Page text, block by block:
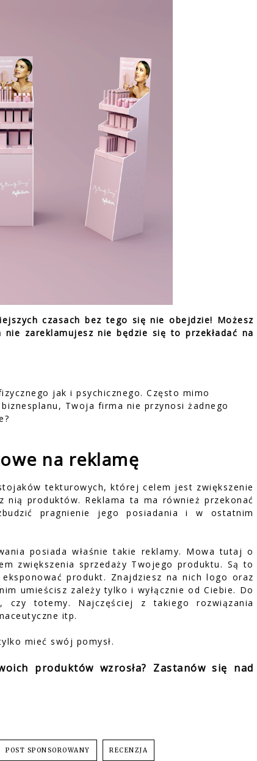
czasach bez tego się nie obejdzie! Możesz
zareklamujesz nie będzie się to przekładać na
jak i psychicznego. Często mimo
Twoja firma nie przynosi żadnego
na reklamę
tekturowych, której celem jest zwiększenie
produktów. Reklama ta ma również przekonać
pragnienie jego posiadania i w ostatnim
posiada właśnie takie reklamy. Mowa tutaj o
zwiększenia sprzedaży Twojego produktu. Są to
produkt. Znajdziesz na nich logo oraz
umieścisz zależy tylko i wyłącznie od Ciebie. Do
czy totemy. Najczęściej z takiego rozwiązania
itp.
mieć swój pomysł.
produktów wzrosła? Zastanów się nad
POST SPONSOROWANY RECENZJA